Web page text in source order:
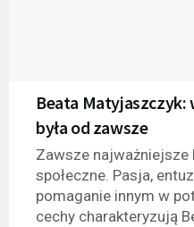
Beata Matyjaszczyk:
była od zawsze
Zawsze najważniejsze
społeczne. Pasja,
pomaganie innym w
cechy charakteryzują